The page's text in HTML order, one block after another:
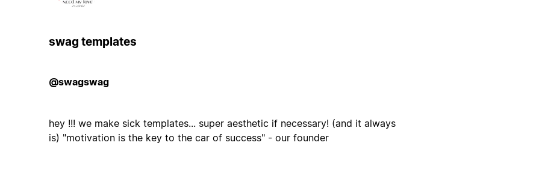
swag templates
@swagswag
hey !!! we make sick templates... super aesthetic if necessary! (and it always
is) "motivation is the key to the car of success" - our founder